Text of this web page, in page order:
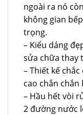
ngoài ra nó
không gian
trọng.
– Kiểu dáng
sửa chữa thay
– Thiết kế
cao chắn chắn
– Hầu hết vòi
2 đường nước